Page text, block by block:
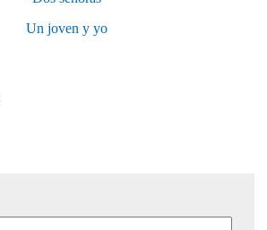
Un joven y yo